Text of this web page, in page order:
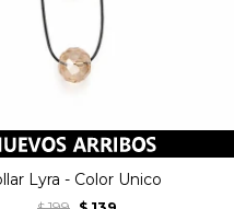
Lyra - Color Unico